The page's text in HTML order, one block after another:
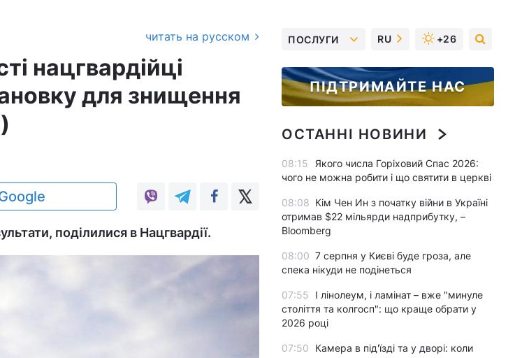
читать на русском
нацгвардійці
для знищення
поділилися в Нацгвардії.
ПОСЛУГИ RU +26
ПІДТРИМАЙТЕ НАС
ОСТАННІ НОВИНИ
08:15
Якого числа Горіховий Спас 2026:
чого не можна робити і що святити в церкві
08:08 Кім Чен Ин з початку війни в Україні
отримав $22 мільярди надприбутку, –
Bloomberg
08:00 7 серпня у Києві буде гроза, але
спека нікуди не подінеться
07:55
І лінолеум, і ламінат – вже "минуле
століття та колгосп": що краще обрати у
2026 році
07:50
Камера в під'їзді та у дворі: коли